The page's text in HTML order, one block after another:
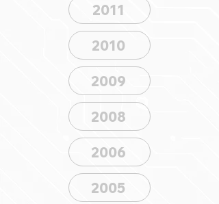
2011
2010
2009
2008
2006
2005